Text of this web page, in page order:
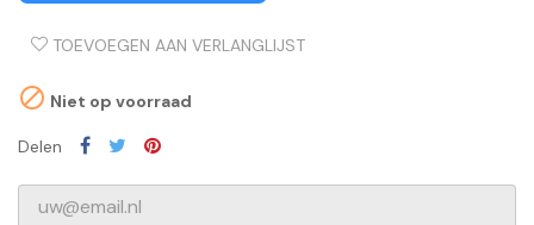
TOEVOEGEN AAN VERLANGLIJST
 Niet op voorraad
Delen